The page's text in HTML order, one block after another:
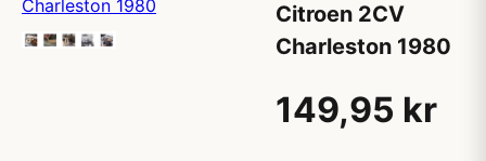
Citroen 2CV
Charleston 1980
149,95 kr